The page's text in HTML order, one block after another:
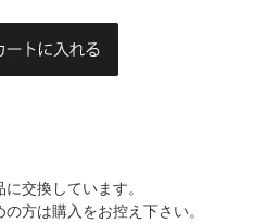
交換しています。
方は購入をお控え下さい。